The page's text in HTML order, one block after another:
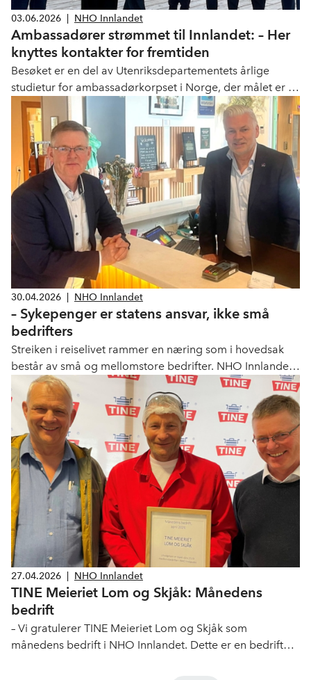
03.06.2026 NHO Innlandet
Ambassadører strømmet til Innlandet: – Her
knyttes kontakter for fremtiden
Besøket er en del av Utenriksdepartementets årlige
studietur for ambassadørkorpset i Norge, der målet er å
gi innsikt i norsk samfunnsliv, næringsliv og politiske
prioriteringer.
30.04.2026 NHO Innlandet
– Sykepenger er statens ansvar, ikke små
bedrifters
Streiken i reiselivet rammer en næring som i hovedsak
består av små og mellomstore bedrifter. NHO Innlandet
har stor forståelse for arbeidstakere som er avhengige
av å få sykepengene sine raskt, men mener løsningen
ikke kan være å skyve ansvaret over på bedriftene.
27.04.2026 NHO Innlandet
TINE Meieriet Lom og Skjåk: Månedens
bedrift
– Vi gratulerer TINE Meieriet Lom og Skjåk som
månedens bedrift i NHO Innlandet. Dette er en bedrift